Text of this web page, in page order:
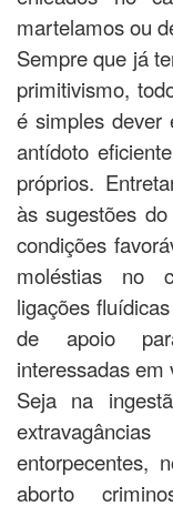
martelamos ou
Sempre que já
primitivismo,
é simples
antídoto
próprios.
às sugestões
condições
moléstias no
ligações
de apoio
interessadas em
Seja na
entorpecentes,
aborto